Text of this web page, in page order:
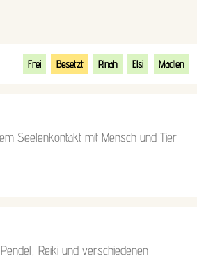
Frei Besetzt Rinah Elsi Madlen
Seelenkontakt mit Mensch und Tier
Reiki und verschiedenen